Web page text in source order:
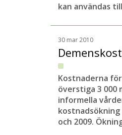
kan användas
30 mar 2010
Kostnaderna
överstiga 3 000
informella
kostnadsökning
och 2009.